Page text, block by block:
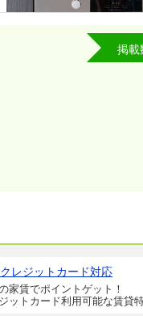
掲載
レジットカード対応
家賃でポイントゲット！
ットカード利用可能な賃貸